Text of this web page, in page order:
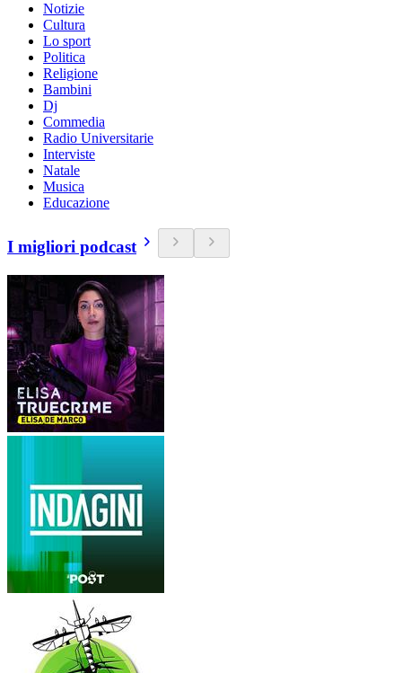
Notizie
Cultura
Lo sport
Politica
Religione
Bambini
Dj
Commedia
Radio Universitarie
Interviste
Natale
Musica
Educazione
I migliori podcast